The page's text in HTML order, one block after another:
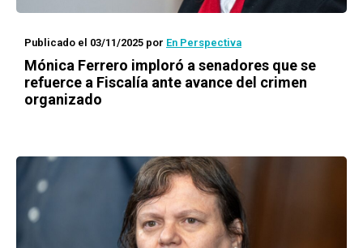
Publicado el 03/11/2025 por En Perspectiva
Mónica Ferrero imploró a senadores que se
refuerce a Fiscalía ante avance del crimen
organizado